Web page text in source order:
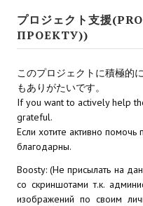
Корсары 3 Сундук
Sea Dogs - City of
Sea Dogs Remaster Fan
НОВОСТИ ПОРТАЛА
Новости
Новости Архив
МОДЫ ДЛЯ ИГР
プロジェクト支援
ПРОЕКТУ))
このプロジェクトに積極的
もありがたいです。
If you want to actively help
grateful.
Если хотите активно
благодарны.
Boosty: (Не присылать на
со скриншотами т.к.
изображений по своим